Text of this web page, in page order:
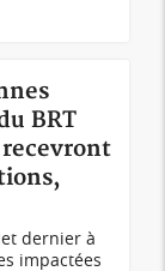
BRT
dernier à
impactées